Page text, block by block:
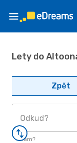
Lety do
Zpět
Odkud?
Kam?